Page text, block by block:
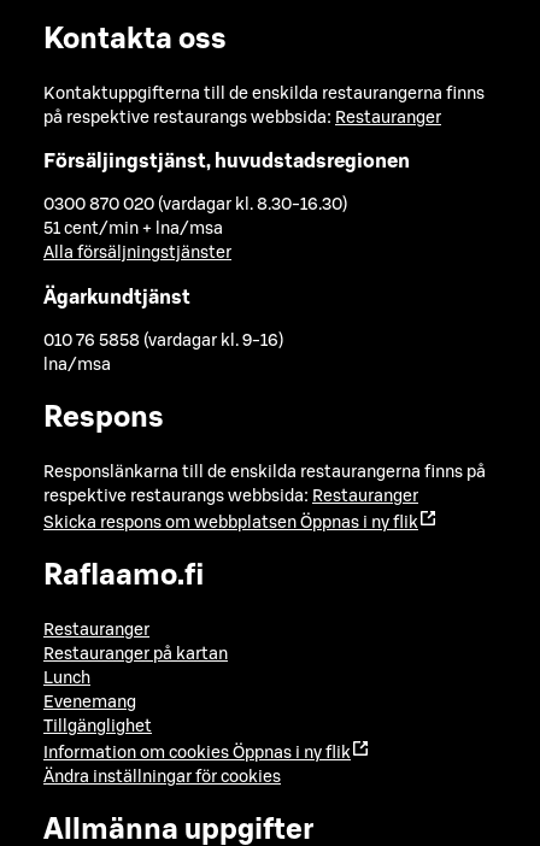
Kontakta oss
Kontaktuppgifterna till de enskilda restaurangerna finns
på respektive restaurangs webbsida: Restauranger
Försäljingstjänst, huvudstadsregionen
0300 870 020 (vardagar kl. 8.30-16.30)
51 cent/min + lna/msa
Alla försäljningstjänster
Ägarkundtjänst
010 76 5858 (vardagar kl. 9-16)
lna/msa
Respons
Responslänkarna till de enskilda restaurangerna finns på
respektive restaurangs webbsida: Restauranger
Skicka respons om webbplatsen Öppnas i ny flik
Raflaamo.fi
Restauranger
Restauranger på kartan
Lunch
Evenemang
Tillgänglighet
Information om cookies Öppnas i ny flik
Ändra inställningar för cookies
Allmänna uppgifter